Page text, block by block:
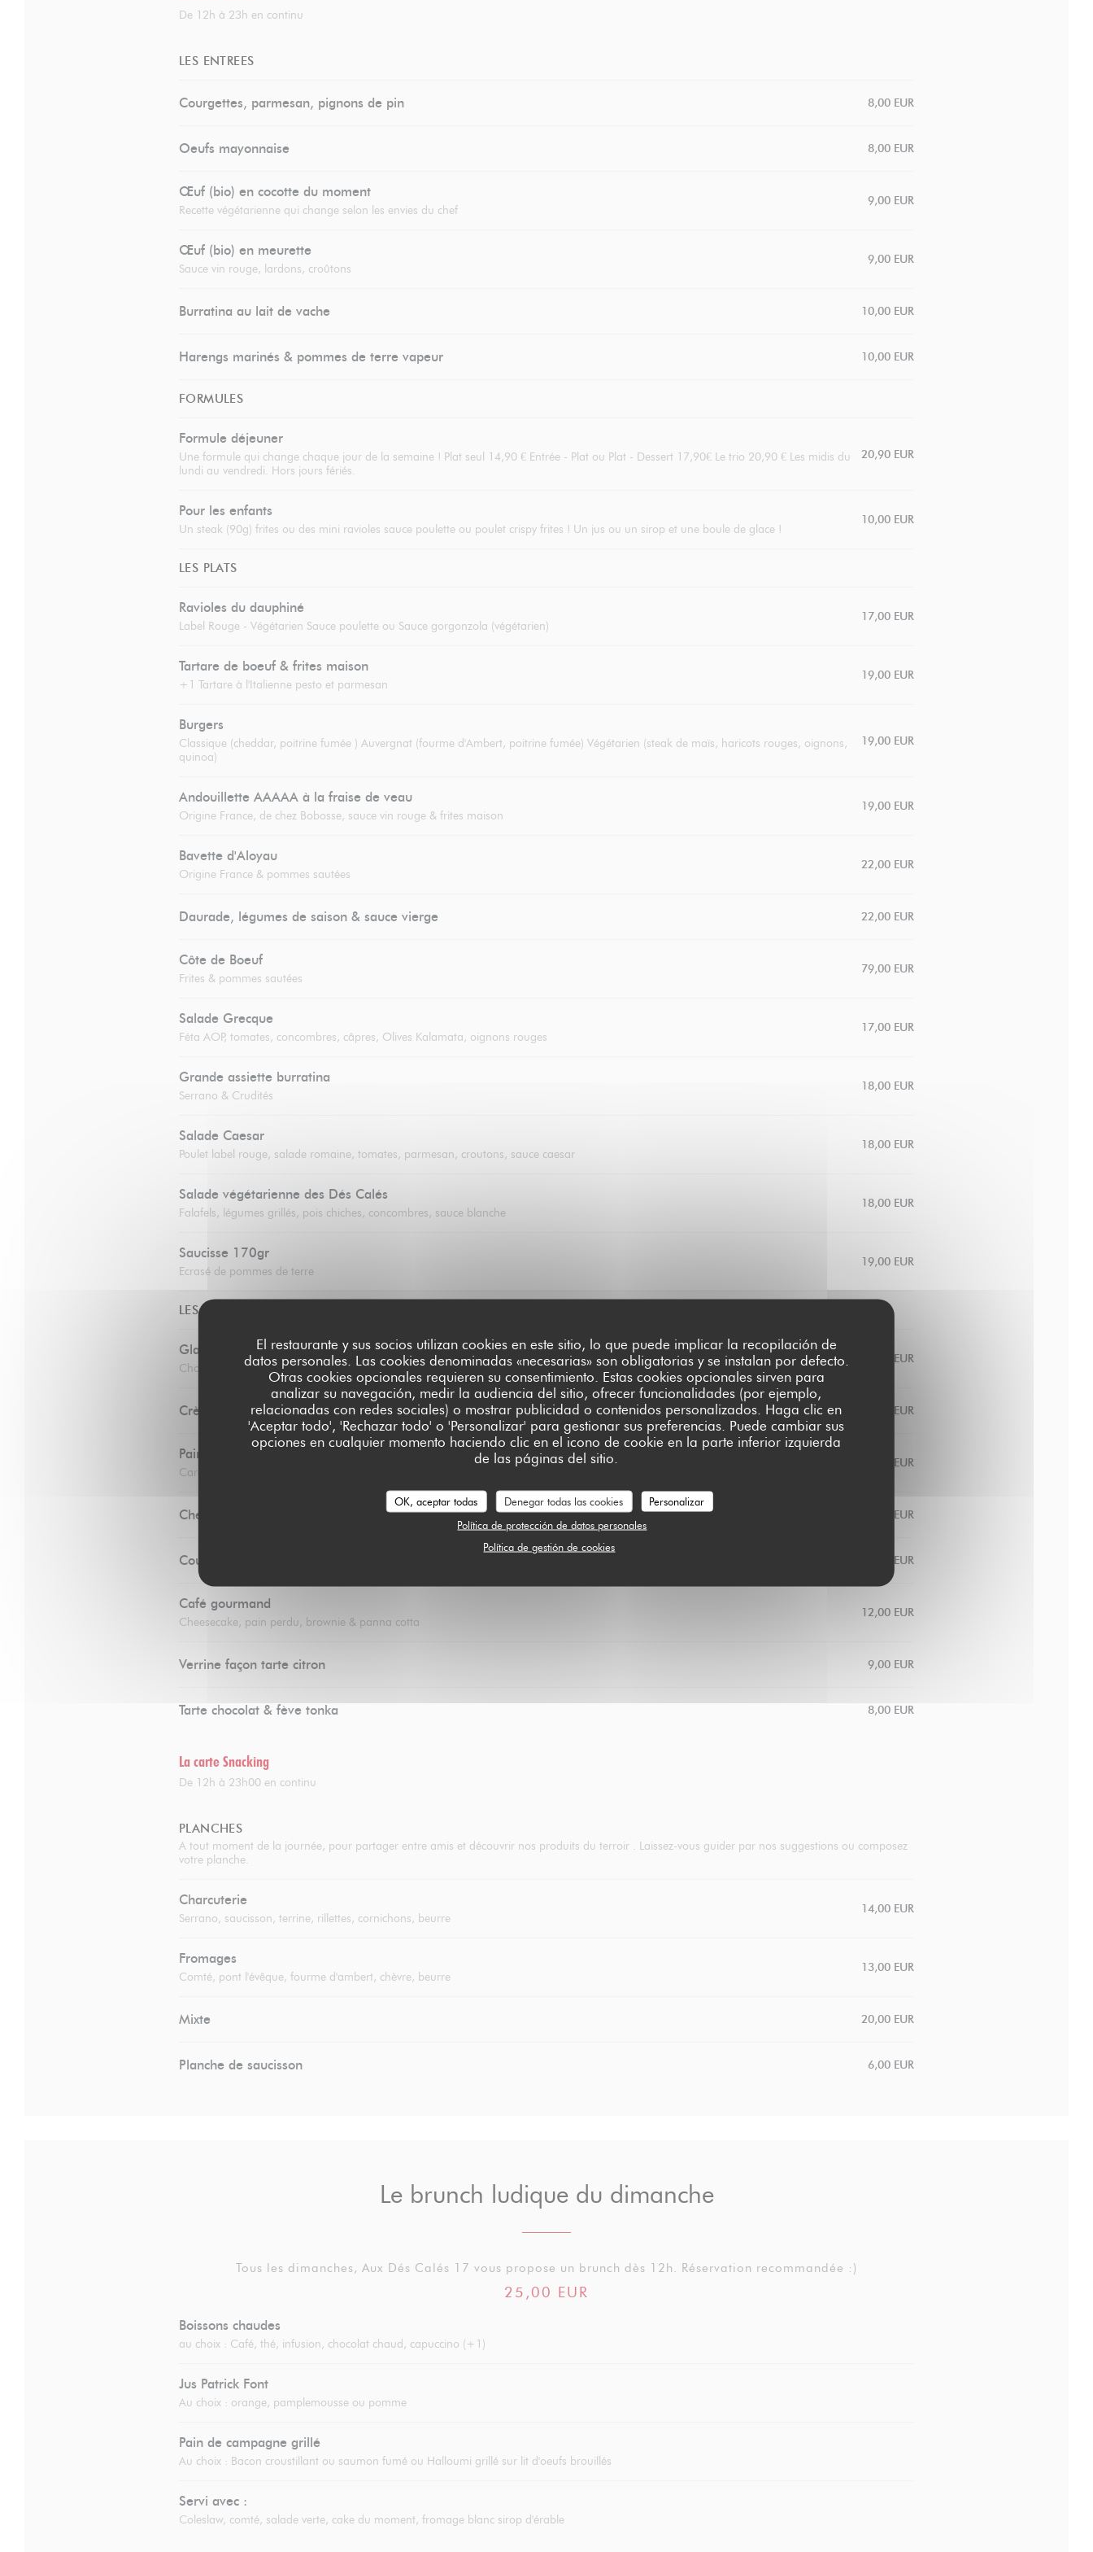
El restaurante y sus socios utilizan cookies en este sitio, lo que puede implicar la recopilación de
datos personales. Las cookies denominadas «necesarias» son obligatorias y se instalan por defecto.
Otras cookies opcionales requieren su consentimiento. Estas cookies opcionales sirven para
analizar su navegación, medir la audiencia del sitio, ofrecer funcionalidades (por ejemplo,
relacionadas con redes sociales) o mostrar publicidad o contenidos personalizados. Haga clic en
'Aceptar todo', 'Rechazar todo' o 'Personalizar' para gestionar sus preferencias. Puede cambiar sus
opciones en cualquier momento haciendo clic en el icono de cookie en la parte inferior izquierda
de las páginas del sitio.
OK, aceptar todas Denegar todas las cookies
Personalizar
Política de protección de datos personales
Política de gestión de cookies
De 12h à 23h en continu
LES ENTREES
Courgettes, parmesan, pignons de pin 8,00 EUR
Oeufs mayonnaise 8,00 EUR
Œuf (bio) en cocotte du moment
Recette végétarienne qui change selon les envies du chef
9,00 EUR
Œuf (bio) en meurette
Sauce vin rouge, lardons, croûtons
9,00 EUR
Burratina au lait de vache 10,00 EUR
Harengs marinés & pommes de terre vapeur 10,00 EUR
FORMULES
Formule déjeuner
Une formule qui change chaque jour de la semaine ! Plat seul 14,90 € Entrée - Plat ou Plat - Dessert 17,90€ Le trio 20,90 € Les midis du
lundi au vendredi. Hors jours fériés.
20,90 EUR
Pour les enfants
Un steak (90g) frites ou des mini ravioles sauce poulette ou poulet crispy frites ! Un jus ou un sirop et une boule de glace !
10,00 EUR
LES PLATS
Ravioles du dauphiné
Label Rouge - Végétarien Sauce poulette ou Sauce gorgonzola (végétarien)
17,00 EUR
Tartare de boeuf & frites maison
+1 Tartare à l'Italienne pesto et parmesan
19,00 EUR
Burgers
Classique (cheddar, poitrine fumée ) Auvergnat (fourme d'Ambert, poitrine fumée) Végétarien (steak de maïs, haricots rouges, oignons,
quinoa)
19,00 EUR
Andouillette AAAAA à la fraise de veau
Origine France, de chez Bobosse, sauce vin rouge & frites maison
19,00 EUR
Bavette d'Aloyau
Origine France & pommes sautées
22,00 EUR
Daurade, légumes de saison & sauce vierge 22,00 EUR
Côte de Boeuf
Frites & pommes sautées
79,00 EUR
Salade Grecque
Féta AOP, tomates, concombres, câpres, Olives Kalamata, oignons rouges
17,00 EUR
Grande assiette burratina
Serrano & Crudités
18,00 EUR
Salade Caesar
Poulet label rouge, salade romaine, tomates, parmesan, croutons, sauce caesar
18,00 EUR
Salade végétarienne des Dés Calés
Falafels, légumes grillés, pois chiches, concombres, sauce blanche
18,00 EUR
Saucisse 170gr
Ecrasé de pommes de terre
19,00 EUR
LES DESSERTS
Glaces et sorbets préparés par un artisan glacier (2 boules)
Chocolat, vanille, noix de coco, framboise, citron, fraise, mangue, café
8,00 EUR
Crème brûlée 9,00 EUR
Pain perdu
Caramel au beurre salé & chantilly
10,00 EUR
Cheesecake 10,00 EUR
Coupe colonel à la Zubrowska 10,00 EUR
Café gourmand
Cheesecake, pain perdu, brownie & panna cotta
12,00 EUR
Verrine façon tarte citron 9,00 EUR
Tarte chocolat & fève tonka 8,00 EUR
La carte Snacking
De 12h à 23h00 en continu
PLANCHES
A tout moment de la journée, pour partager entre amis et découvrir nos produits du terroir . Laissez-vous guider par nos suggestions ou composez
votre planche.
Charcuterie
Serrano, saucisson, terrine, rillettes, cornichons, beurre
14,00 EUR
Fromages
Comté, pont l'évêque, fourme d'ambert, chèvre, beurre
13,00 EUR
Mixte 20,00 EUR
Planche de saucisson 6,00 EUR
Le brunch ludique du dimanche
Tous les dimanches, Aux Dés Calés 17 vous propose un brunch dès 12h. Réservation recommandée :)
25,00 EUR
Boissons chaudes
au choix : Café, thé, infusion, chocolat chaud, capuccino (+1)
Jus Patrick Font
Au choix : orange, pamplemousse ou pomme
Pain de campagne grillé
Au choix : Bacon croustillant ou saumon fumé ou Halloumi grillé sur lit d'oeufs brouillés
Servi avec :
Coleslaw, comté, salade verte, cake du moment, fromage blanc sirop d'érable